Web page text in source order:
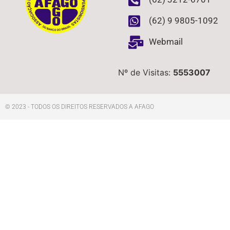
(62) 9 9805-1092
Webmail
Nº de Visitas: 5553007
© 2023 - TODOS OS DIREITOS RESERVADOS A AFAGO